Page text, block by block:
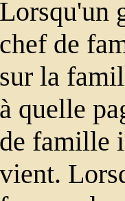
Lorsqu'un
chef de
sur la
à quelle
de famille
vient.